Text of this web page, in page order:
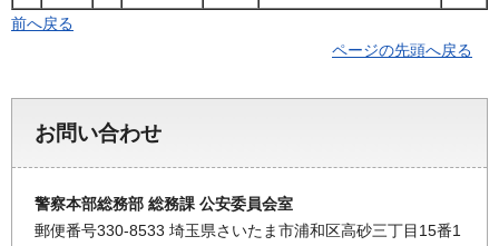
前へ戻る
ページの先頭へ戻る
お問い合わせ
警察本部総務部 総務課 公安委員会室
郵便番号330-8533 埼玉県さいたま市浦和区高砂三丁目15番1